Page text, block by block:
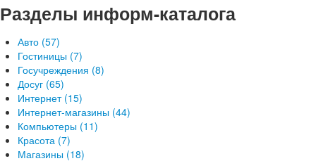
Разделы информ-каталога
Авто (57)
Гостиницы (7)
Госучреждения (8)
Досуг (65)
Интернет (15)
Интернет-магазины (44)
Компьютеры (11)
Красота (7)
Магазины (18)